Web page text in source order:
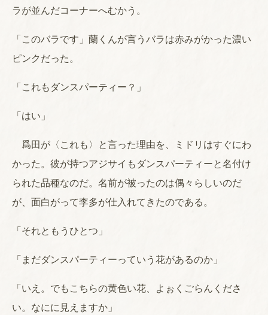
ラが並んだコーナーへむかう。
「このバラです」蘭くんが言うバラは赤みがかった濃い
ピンクだった。
「これもダンスパーティー？」
「はい」
爲田が〈これも〉と言った理由を、ミドリはすぐにわ
かった。彼が持つアジサイもダンスパーティーと名付け
られた品種なのだ。名前が被ったのは偶々らしいのだ
が、面白がって李多が仕入れてきたのである。
「それともうひとつ」
「まだダンスパーティーっていう花があるのか」
「いえ。でもこちらの黄色い花、よぉくごらんくださ
い。なにに見えますか」